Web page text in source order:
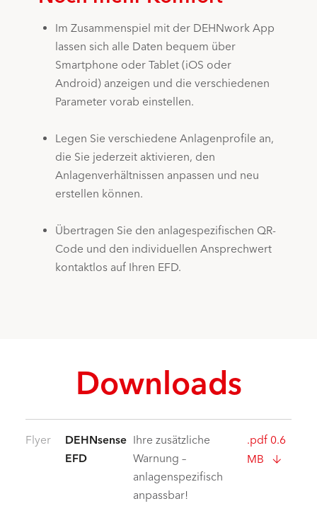
Im Zusammenspiel mit der DEHNwork App
lassen sich alle Daten bequem über
Smartphone oder Tablet (iOS oder
Android) anzeigen und die verschiedenen
Parameter vorab einstellen.
Legen Sie verschiedene Anlagenprofile an,
die Sie jederzeit aktivieren, den
Anlagenverhältnissen anpassen und neu
erstellen können.
Übertragen Sie den anlagespezifischen QR-
Code und den individuellen Ansprechwert
kontaktlos auf Ihren EFD.
Downloads
Flyer
DEHNsense
EFD
Ihre zusätzliche
Warnung –
anlagenspezifisch
anpassbar!
.pdf 0.6
MB